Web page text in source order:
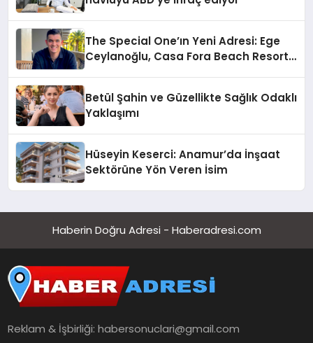
The Special One’ın Yeni Adresi: Ege
Ceylanoğlu, Casa Fora Beach Resort
Betül Şahin ve Güzellikte Sağlık Odaklı
Yaklaşımı
Hüseyin Keserci: Anamur’da İnşaat
Sektörüne Yön Veren İsim
Haberin Doğru Adresi - Haberadresi.com
Reklam & İşbirliği:habersonuclari@gmail.com